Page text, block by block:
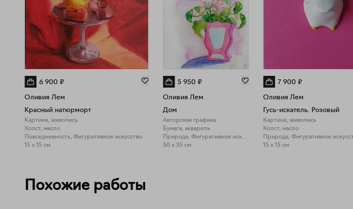
6 900 ₽
Оливия Лем
Красный натюрморт
Картина, живопись
Холст, масло
Повседневность, Фигуративное искусство
15 x 15 см
5 950 ₽
Оливия Лем
Дом
Авторская графика
Бумага, акварель
Природа, Фигуративное искусство
50 x 35 см
7 900 ₽
Оливия Лем
Гусь-искатель. Розовый
Картина, живопись
Холст, масло
Природа, Фигуративное
15 x 15 см
Похожие работы